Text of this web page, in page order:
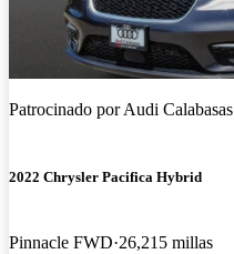
Patrocinado porAudi Calabasas
2022 Chrysler Pacifica Hybrid
Pinnacle FWD 26,215 millas